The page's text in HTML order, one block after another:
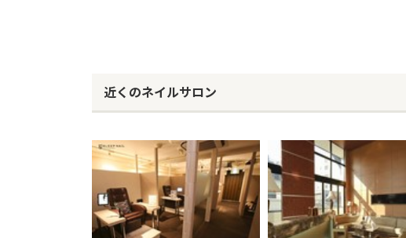
近くのネイルサロン